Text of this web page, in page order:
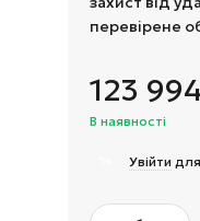
перевірене
123
В наявності
Увійти